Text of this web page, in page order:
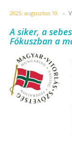
2025. augusztus 10. -
A siker, a
Fókuszban a